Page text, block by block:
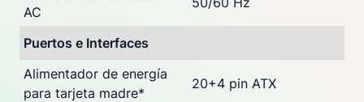
AC
Puertos e Interfaces
Alimentador de energía
para tarjeta madre*
20+4 pin ATX